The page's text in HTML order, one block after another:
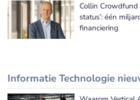
Collin Crowdfund
status’: één
financiering
Informatie Technologie